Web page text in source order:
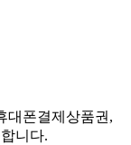
대폰결제상품권,
니다.